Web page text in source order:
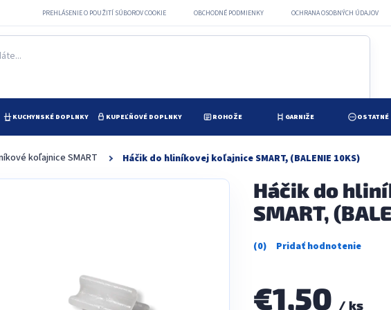
PREHLÁSENIE O POUŽITÍ SÚBOROV COOKIE OBCHODNÉ PODMIENKY OCHRANA OSOBNÝCH ÚDAJOV
KUCHYNSKÉ DOPLNKY KUPEĽŇOVÉ DOPLNKY ROHOŽE GARNIŽE OSTATNÉ
koľajnice SMART Háčik do hliníkovej koľajnice SMART, (BALENIE 10KS)
Háčik do
SMART,
Priemerné
0,0
z
€1,50 / ks